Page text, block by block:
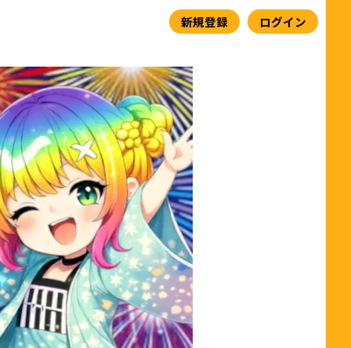
新規登録 ログイン